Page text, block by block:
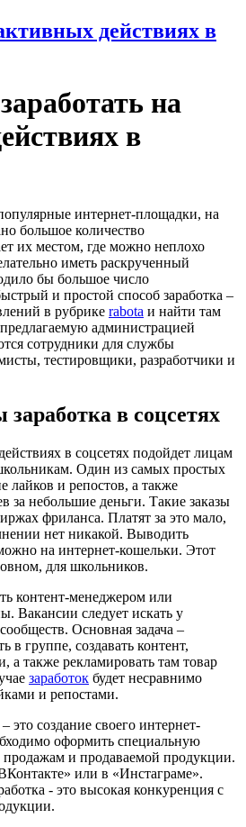
действиях в
на
в
интернет-площадки, на
большое количество
их местом, где можно неплохо
иметь раскрученный
бы большое число
и простой способ заработка –
в рубрике rabota и найти там
администрацией
сотрудники для службы
тестировщики, разработчики и
заработка в соцсетях
в соцсетях подойдет лицам
Один из самых простых
лайков и репостов, а также
за небольшие деньги. Такие заказы
фриланса. Платят за это мало,
нет никакой. Выводить
на интернет-кошельки. Этот
для школьников.
контент-менеджером или
Вакансии следует искать у
Основная задача –
в группе, создавать контент,
а также рекламировать там товар
заработок будет несравнимо
и репостами.
это создание своего интернет-
оформить специальную
и продаваемой продукции.
или в «Инстаграме».
- это высокая конкуренция с